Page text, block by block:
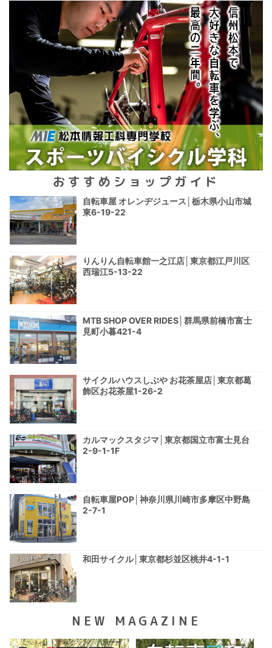
おすすめショップガイド
自転車屋 オレンヂジュース│栃木県小山市城
東6-19-22
りんりん自転車館一之江店│東京都江戸川区
西瑞江5-13-22
MTB SHOP OVER RIDES│群馬県前橋市富士
見町小暮421-4
サイクルハウスしぶや お花茶屋店│東京都葛
飾区お花茶屋1-26-2
カルマックスタジマ│東京都国立市富士見台
2-9-1-1F
自転車屋POP│神奈川県川崎市多摩区中野島
2-7-1
和田サイクル│東京都杉並区桃井4-1-1
NEW MAGAZINE